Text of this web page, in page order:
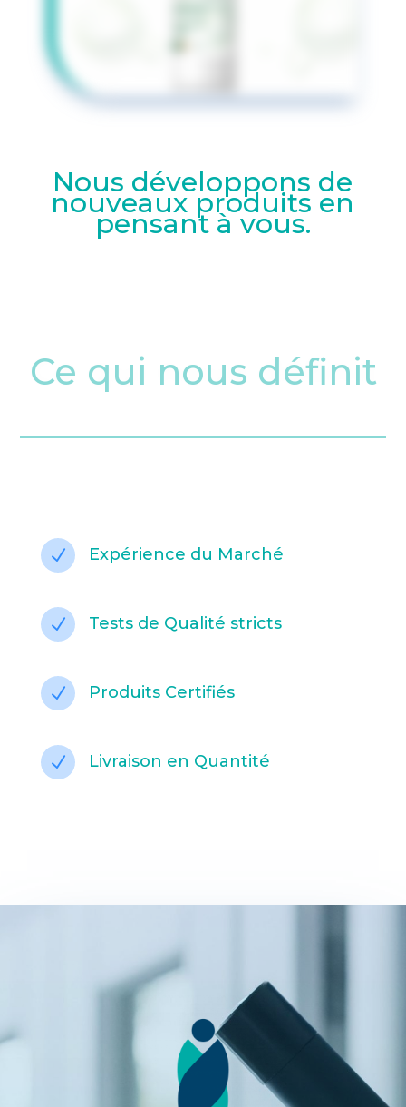
Nous développons de
nouveaux produits en
pensant à vous.
Ce qui nous définit
N Expérience du Marché
N Tests de Qualité stricts
N Produits Certifiés
N Livraison en Quantité